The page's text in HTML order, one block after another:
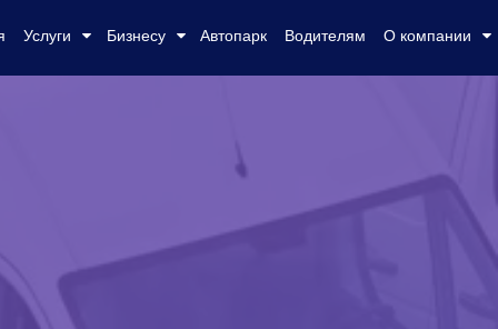
Услуги Бизнесу Автопарк Водителям О компании